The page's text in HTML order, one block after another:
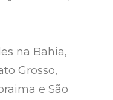
na Bahia,
Grosso,
e São